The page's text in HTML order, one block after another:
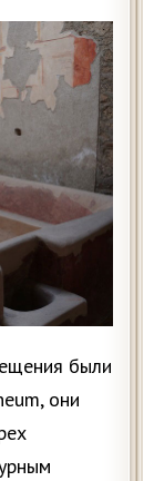
были
они